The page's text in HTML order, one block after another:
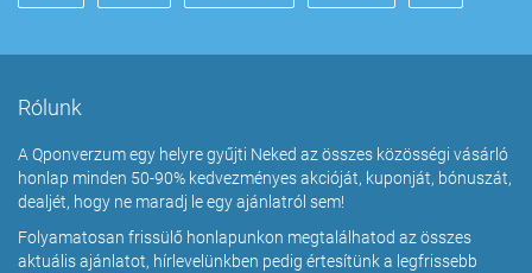
Rólunk
A Qponverzum egy helyre gyűjti Neked az összes közösségi vásárló
honlap minden 50-90% kedvezményes akcióját, kuponját, bónuszát,
dealjét, hogy ne maradj le egy ajánlatról sem!
Folyamatosan frissülő honlapunkon megtalálhatod az összes
aktuális ajánlatot, hírlevelünkben pedig értesítünk a legfrissebb